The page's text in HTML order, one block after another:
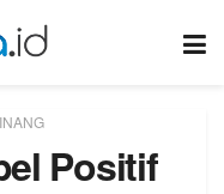
Positif